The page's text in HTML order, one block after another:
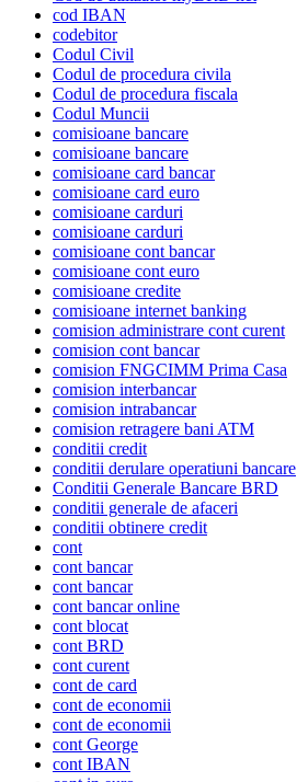
cod IBAN
codebitor
Codul Civil
Codul de procedura civila
Codul de procedura fiscala
Codul Muncii
comisioane bancare
comisioane bancare
comisioane card bancar
comisioane card euro
comisioane carduri
comisioane carduri
comisioane cont bancar
comisioane cont euro
comisioane credite
comisioane internet banking
comision administrare cont curent
comision cont bancar
comision FNGCIMM Prima Casa
comision interbancar
comision intrabancar
comision retragere bani ATM
conditii credit
conditii derulare operatiuni bancare
Conditii Generale Bancare BRD
conditii generale de afaceri
conditii obtinere credit
cont
cont bancar
cont bancar
cont bancar online
cont blocat
cont BRD
cont curent
cont de card
cont de economii
cont de economii
cont George
cont IBAN